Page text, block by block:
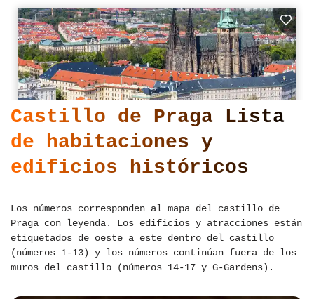
Castillo de Praga Lista
de habitaciones y
edificios históricos
Los números corresponden al mapa del castillo de
Praga con leyenda. Los edificios y atracciones están
etiquetados de oeste a este dentro del castillo
(números 1-13) y los números continúan fuera de los
muros del castillo (números 14-17 y G-Gardens).